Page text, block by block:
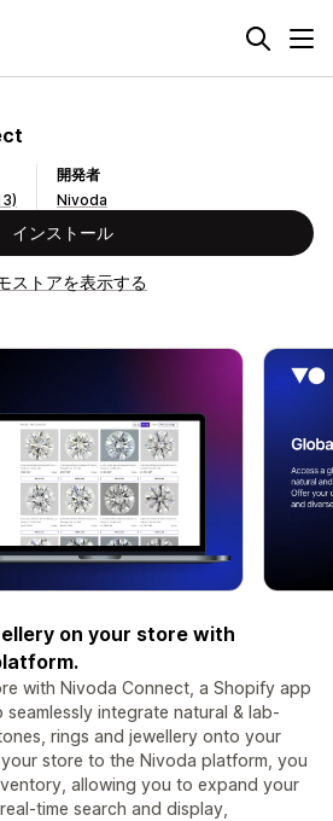
開発者
Nivoda
インストール
ストアを表示する
on your store with
with Nivoda Connect, a Shopify app
integrate natural & lab-
rings and jewellery onto your
store to the Nivoda platform, you
allowing you to expand your
time search and display,